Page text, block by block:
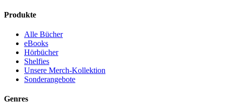
Produkte
Alle Bücher
eBooks
Hörbücher
Shelfies
Unsere Merch-Kollektion
Sonderangebote
Genres